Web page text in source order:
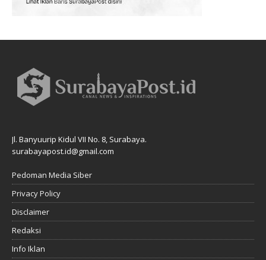
Jl. Banyuurip Kidul VII No. 8, Surabaya.
surabayapost.id@gmail.com
Pedoman Media Siber
Privacy Policy
Disclaimer
Redaksi
Info Iklan